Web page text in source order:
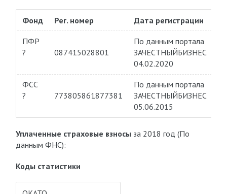
Фонд Рег. номер Дата регистрации
ПФР
?
087415028801
По данным портала
ЗАЧЕСТНЫЙБИЗНЕС
04.02.2020
ФСС
?
773805861877381
По данным портала
ЗАЧЕСТНЫЙБИЗНЕС
05.06.2015
Уплаченные страховые взносыза 2018 год (По
данным ФНС):
Коды статистики